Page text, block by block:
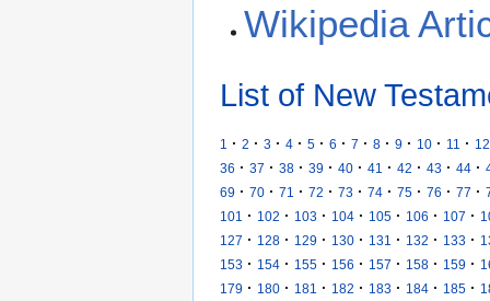
Wikipedia
List of New
1 · 2 · 3 · 4 · 5 · 6 · 7 · 8 · 9 · 10 · 11 · 12
36 · 37 · 38 · 39 · 40 · 41 · 42 · 43 · 44 ·
69 · 70 · 71 · 72 · 73 · 74 · 75 · 76 · 77 ·
101
· 102 · 103 · 104 · 105 · 106 · 107 ·
127 · 128 · 129 · 130 · 131 · 132 · 133 ·
153 · 154 · 155 · 156 · 157 · 158 · 159 ·
179 · 180 · 181 · 182 · 183 · 184 · 185 ·